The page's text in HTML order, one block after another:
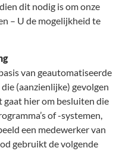
dit nodig is om onze
– U de mogelijkheid te
van geautomatiseerde
(aanzienlijke) gevolgen
gaat hier om besluiten die
of -systemen,
een medewerker van
gebruikt de volgende